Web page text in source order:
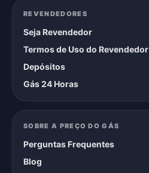
REVENDEDORES
Seja Revendedor
Termos de Uso do Revendedor
Depósitos
Gás 24 Horas
SOBRE A PREÇO DO GÁS
Perguntas Frequentes
Blog